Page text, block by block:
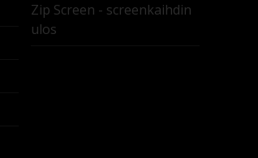
Zip Screen - screenkaihdin
ulos